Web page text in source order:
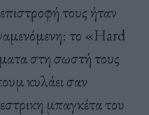
τους ήταν
το «Hard
στη σωστή τους
κυλάει σαν
μπαγκέτα του